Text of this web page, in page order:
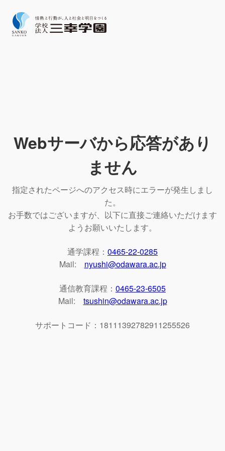
Webサーバから応答があり
ません
指定されたページへのアクセス時にエラーが発生しまし
た。
お手数ではございますが、以下に直接ご連絡いただけます
ようお願いいたします。
通学課程： 0465-22-0285
Mail: nyushi@odawara.ac.jp
通信教育課程： 0465-23-6505
Mail: tsushin@odawara.ac.jp
サポートコード：18111392782911255526